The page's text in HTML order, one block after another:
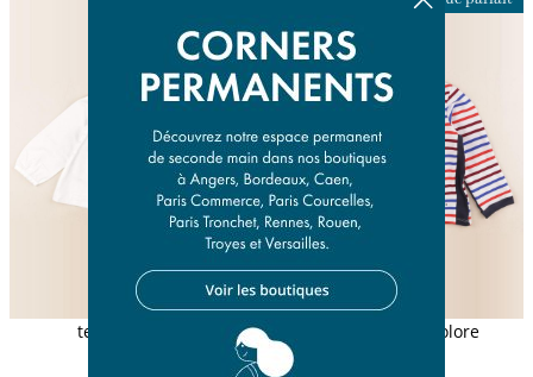
tee-shirt blanc
tee-shirt multicolore